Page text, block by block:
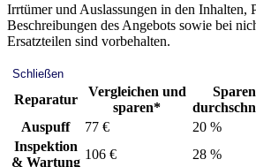
Irrtümer und Auslassungen in den Inhalten,
Beschreibungen des Angebots sowie bei
Ersatzteilen sind vorbehalten.
Schließen
Reparatur
Vergleichen und
sparen*
Auspuff
77 € 20 %
Inspektion
& Wartung
106 € 28 %